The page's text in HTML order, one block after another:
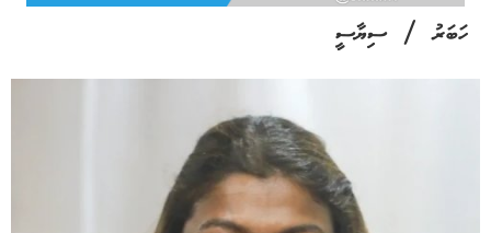
ހަބަރު/ސިޔާސީ